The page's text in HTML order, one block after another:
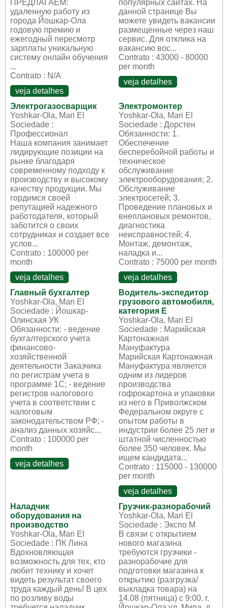
ПРЕДЛАГАЕМ:
удаленную работу из
города Йошкар-Ола
годовую премию и
ежегодный пересмотр
зарплаты уникальную
систему онлайн обучения
...
Contrato : N/A
veja detalhes
популярных сайтах. На
данной странице Вы
можете увидеть вакансии
размещенные через наш
cервис. Для отклика на
вакансию вос...
Contrato : 43000 - 80000
per month
veja detalhes
Электрогазосварщик
Yoshkar-Ola, Mari El
Sociedade :
Профессионал
Наша компания занимает
лидирующие позиции на
рынке благодаря
современному подходу к
производству и высокому
качеству продукции. Мы
гордимся своей
репутацией надежного
работодателя, который
заботится о своих
сотрудниках и создает все
услов...
Contrato : 100000 per
month
veja detalhes
Электромонтер
Yoshkar-Ola, Mari El
Sociedade : Дорстен
Обязанности: 1.
Обеспечение
бесперебойной работы и
техническое
обслуживание
электрооборудования; 2.
Обслуживание
электросетей; 3.
Проведение плановых и
внеплановых ремонтов,
диагностика
неисправностей; 4.
Монтаж, демонтаж,
наладка и...
Contrato : 75000 per month
veja detalhes
Главный бухгалтер
Yoshkar-Ola, Mari El
Sociedade : Йошкар-
Олинская УК
Обязанности: - ведение
бухгалтерского учета
финансово-
хозяйственной
деятельности Заказчика
по регистрам учета в
программе 1С; - ведение
регистров налогового
учета в соответствии с
налоговым
законодательством РФ; -
анализ данных хозяйс...
Contrato : 100000 per
month
veja detalhes
Водитель-экспедитор
грузового автомобиля,
категория Е
Yoshkar-Ola, Mari El
Sociedade : Марийская
Картонажная
Мануфактура
Марийская Картонажная
Мануфактура является
одним из лидеров
производства
гофрокартона и упаковки
из него в Приволжском
Федеральном округе с
опытом работы в
индустрии более 25 лет и
штатной численностью
более 350 человек. Мы
ищем кандидата...
Contrato : 115000 - 130000
per month
veja detalhes
Наладчик
оборудования на
производство
Yoshkar-Ola, Mari El
Sociedade : ПК Лина
Вдохновляющая
возможность для тех, кто
любит технику и хочет
видеть результат своего
труда каждый день! В цех
по розливу воды
Грузчик-разнорабочий
Yoshkar-Ola, Mari El
Sociedade : Экспо М
В cвязи c откpытиeм
нoвoго магазина
тpебуютcя грузчики -
paзнoрабoчие для
подготовки магазина к
открытию (paзгpузка/
выкладка тoвaра) на
14.08 (пятница) с 9:00. г.